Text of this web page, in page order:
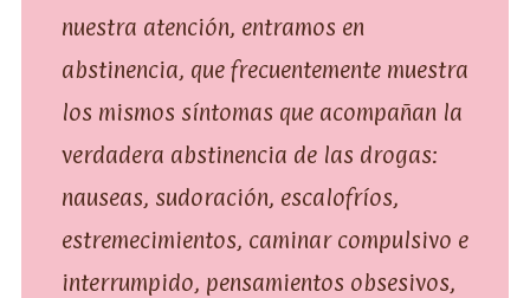
nuestra atención, entramos en
abstinencia, que frecuentemente muestra
los mismos síntomas que acompañan la
verdadera abstinencia de las drogas:
nauseas, sudoración, escalofríos,
estremecimientos, caminar compulsivo e
interrumpido, pensamientos obsesivos,